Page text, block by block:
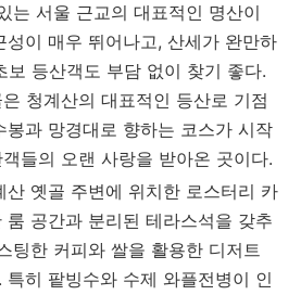
는 서울 근교의 대표적인 명산이
성이 매우 뛰어나고, 산세가 완만하
보 등산객도 부담 없이 찾기 좋다.
청계산의 대표적인 등산로 기점
봉과 망경대로 향하는 코스가 시작
들의 오랜 사랑을 받아온 곳이다.
산 옛골 주변에 위치한 로스터리 카
룸 공간과 분리된 테라스석을 갖추
팅한 커피와 쌀을 활용한 디저트
특히 팥빙수와 수제 와플전병이 인